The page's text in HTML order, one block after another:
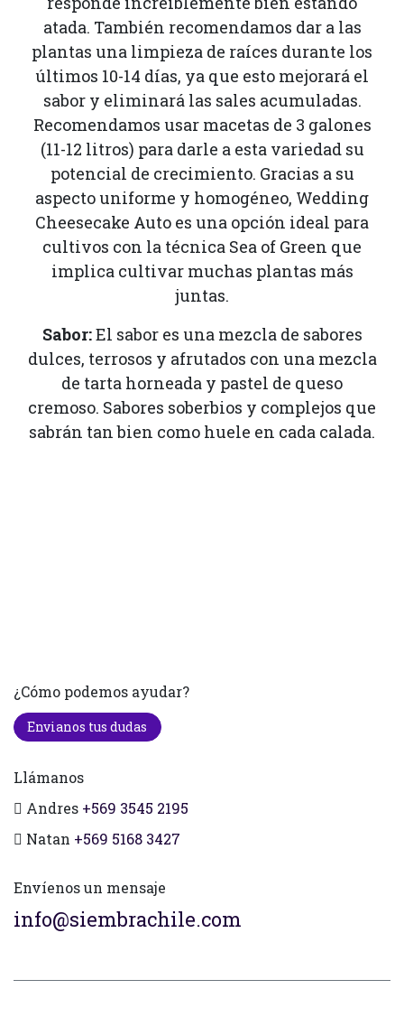
atada. También recomendamos dar a las
plantas una limpieza de raíces durante los
últimos 10-14 días, ya que esto mejorará el
sabor y eliminará las sales acumuladas.
Recomendamos usar macetas de 3 galones
(11-12 litros) para darle a esta variedad su
potencial de crecimiento. Gracias a su
aspecto uniforme y homogéneo, Wedding
Cheesecake Auto es una opción ideal para
cultivos con la técnica Sea of Green que
implica cultivar muchas plantas más
juntas.
Sabor:El sabor es una mezcla de sabores
dulces, terrosos y afrutados con una mezcla
de tarta horneada y pastel de queso
cremoso. Sabores soberbios y complejos que
sabrán tan bien como huele en cada calada.
¿Cómo podemos ayudar?
Envianos tus dudas
Llámanos
Andres +569 3545 2195
Natan +569 5168 3427
Envíenos un mensaje
info@siembrachile.com